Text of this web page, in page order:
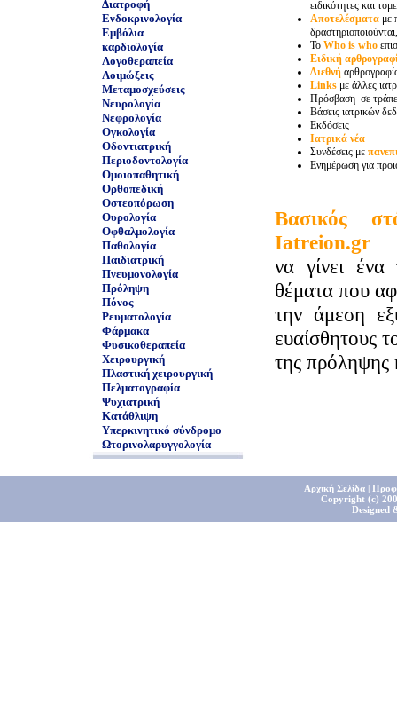
Διατροφή
Ενδοκρινολογία
Εμβόλια
καρδιολογία
Λογοθεραπεία
Λοιμώξεις
Μεταμοσχεύσεις
Νευρολογία
Νεφρολογία
Ογκολογία
Οδοντιατρική
Περιοδοντολογία
Ομοιοπαθητική
Ορθοπεδική
Οστεοπόρωση
Ουρολογία
Οφθαλμολογία
Παθολογία
Παιδιατρική
Πνευμονολογία
Πρόληψη
Πόνος
Ρευματολογία
Φάρμακα
Φυσικοθεραπεία
Χειρουργική
Πλαστική χειρουργική
Πελματογραφία
Ψυχιατρική
Κατάθλιψη
Υπερκινητικό σύνδρομο
Ωτορινολαρυγγολογία
ειδικότητες και
Αποτελέσματα με
Το Who is who
Ειδική
Διεθνή
Links με άλλες
Πρόσβαση σε
Βάσεις ιατρικών
Εκδόσεις
Ιατρικά νέα
Συνδέσεις με
Ενημέρωση για
Βασικός
Iatreion.gr
να γίνει ένα
θέματα που
την άμεση
ευαίσθητους
της πρόληψης
Αρχική Σελίδα|
Copyright (c)
Designed